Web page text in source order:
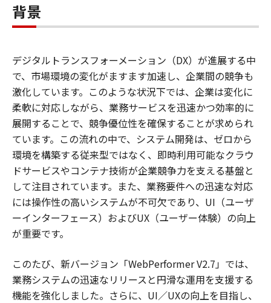
背景
デジタルトランスフォーメーション（DX）が進展する中
で、市場環境の変化がますます加速し、企業間の競争も
激化しています。このような状況下では、企業は変化に
柔軟に対応しながら、業務サービスを迅速かつ効率的に
展開することで、競争優位性を確保することが求められ
ています。この流れの中で、システム開発は、ゼロから
環境を構築する従来型ではなく、即時利用可能なクラウ
ドサービスやコンテナ技術が企業競争力を支える基盤と
して注目されています。また、業務要件への迅速な対応
には操作性の高いシステムが不可欠であり、UI（ユーザ
ーインターフェース）およびUX（ユーザー体験）の向上
が重要です。
このたび、新バージョン「WebPerformer V2.7」では、
業務システムの迅速なリリースと円滑な運用を支援する
機能を強化しました。さらに、UI／UXの向上を目指し、